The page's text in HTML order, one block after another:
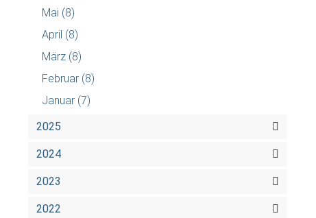
Mai (8)
April (8)
März (8)
Februar (8)
Januar (7)
2025
2024
2023
2022